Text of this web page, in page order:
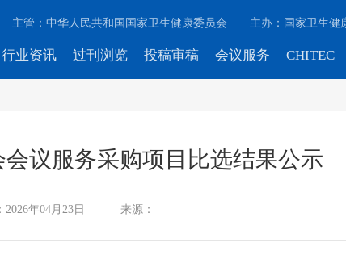
主管：中华人民共和国国家卫生健康委员会 主办：国家卫生健
行业资讯 过刊浏览 投稿审稿 会议服务 CHITEC
会议服务采购项目比选结果公示
2026年04月23日 来源：